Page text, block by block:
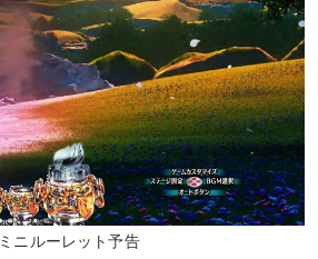
ミニルーレット予告